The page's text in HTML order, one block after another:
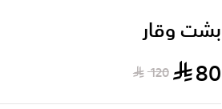
بشت وقار
80
120